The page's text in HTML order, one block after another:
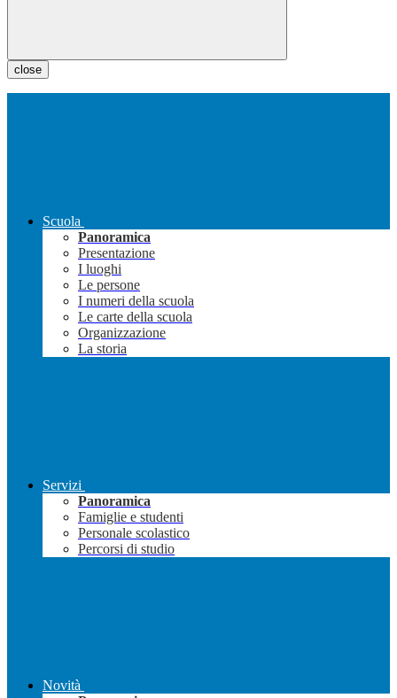
close
Scuola
Panoramica
Presentazione
I luoghi
Le persone
I numeri della scuola
Le carte della scuola
Organizzazione
La storia
Servizi
Panoramica
Famiglie e studenti
Personale scolastico
Percorsi di studio
Novità